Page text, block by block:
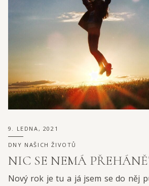
9. LEDNA, 2021
DNY NAŠICH ŽIVOTŮ
NIC SE NEMÁ
Nový rok je tu a já jsem se do něj